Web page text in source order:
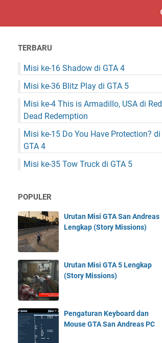
TERBARU
Misi ke-16 Shadow di GTA 4
Misi ke-36 Blitz Play di GTA 5
Misi ke-4 This is Armadillo, USA di Red
Dead Redemption
Misi ke-15 Do You Have Protection? di
GTA 4
Misi ke-35 Tow Truck di GTA 5
POPULER
Urutan Misi GTA San Andreas
Lengkap (Story Missions)
Urutan Misi GTA 5 Lengkap
(Story Missions)
Pengaturan Keyboard dan
Mouse GTA San Andreas PC